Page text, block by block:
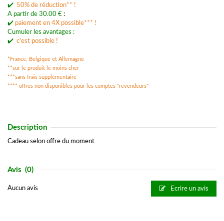
✔️ 50% de réduction** !
A partir de 30.00 € :
✔️ paiement en 4X possible*** !
Cumuler les avantages :
✔️ c'est possible !
*France, Belgique et Allemagne
**sur le produit le moins cher
***sans frais supplémentaire
**** offres non disponibles pour les comptes "revendeurs"
Description
Cadeau selon offre du moment
Avis (0)
Aucun avis Ecrire un avis